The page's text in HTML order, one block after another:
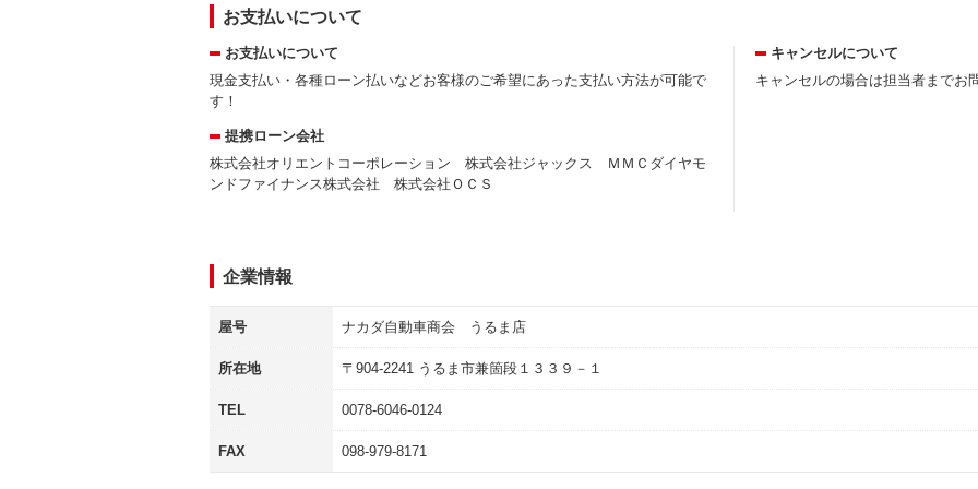
お支払いについて
お支払いについて
現金支払い・各種ローン払いなどお客様のご希望にあった支払い方法が可能で
す！
提携ローン会社
株式会社オリエントコーポレーション 株式会社ジャックス ＭＭＣダイヤモ
ンドファイナンス株式会社 株式会社ＯＣＳ
キャンセルについて
キャンセルの場合は担当者までお
企業情報
屋号 ナカダ自動車商会 うるま店
所在地 〒 904-2241 うるま市兼箇段１３３９－１
TEL 0078-6046-0124
FAX 098-979-8171